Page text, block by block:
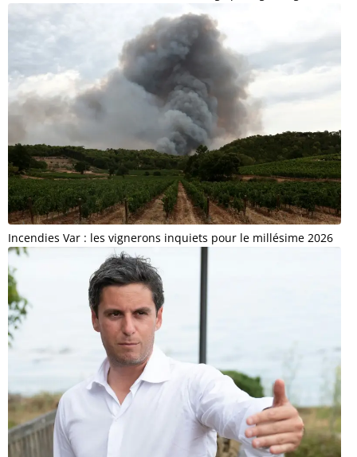
Incendies Var : les vignerons inquiets pour le millésime 2026